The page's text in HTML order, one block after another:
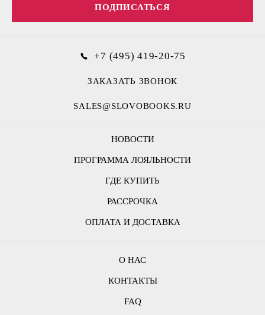
НОВОСТИ
ПРОГРАММА ЛОЯЛЬНОСТИ
ГДЕ КУПИТЬ
РАССРОЧКА
ОПЛАТА И ДОСТАВКА
ПОДПИСАТЬСЯ
О НАС
КОНТАКТЫ
FAQ
+7 (495) 419-20-75
ЗАКАЗАТЬ ЗВОНОК
SALES@SLOVOBOOKS.RU